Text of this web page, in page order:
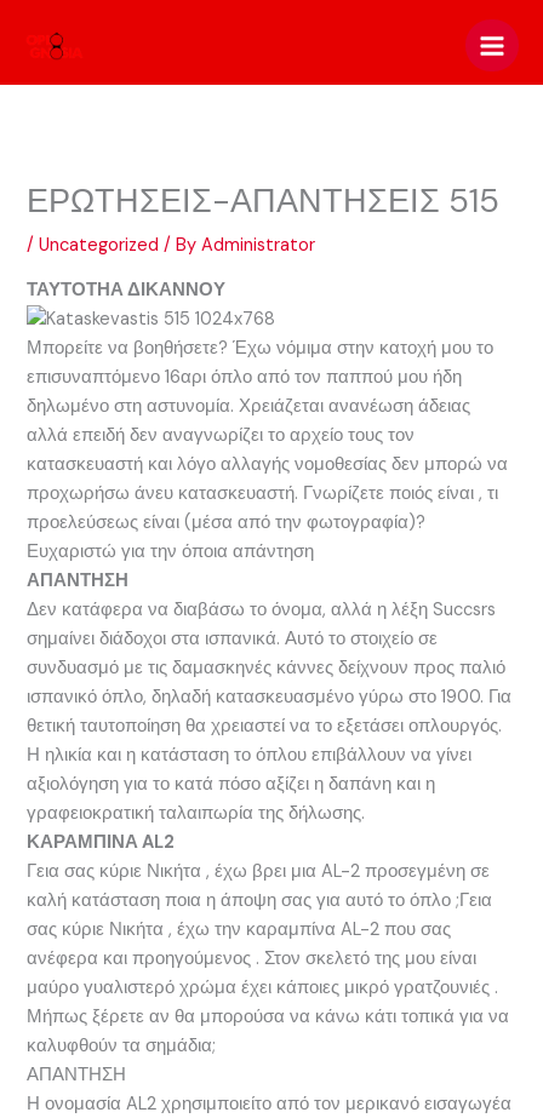
ΕΡΩΤΗΣΕΙΣ-ΑΠΑΝΤΗΣΕΙΣ 515
/Uncategorized / ByAdministrator
ΤΑΥΤΟΤΗΑ ΔΙΚΑΝΝΟΥ
Μπορείτε να βοηθήσετε? Έχω νόμιμα στην κατοχή μου το
επισυναπτόμενο 16αρι όπλο από τον παππού μου ήδη
δηλωμένο στη αστυνομία. Χρειάζεται ανανέωση άδειας
αλλά επειδή δεν αναγνωρίζει το αρχείο τους τον
κατασκευαστή και λόγο αλλαγής νομοθεσίας δεν μπορώ να
προχωρήσω άνευ κατασκευαστή. Γνωρίζετε ποιός είναι , τι
προελεύσεως είναι (μέσα από την φωτογραφία)?
Ευχαριστώ για την όποια απάντηση
ΑΠΑΝΤΗΣΗ
Δεν κατάφερα να διαβάσω το όνομα, αλλά η λέξη Succsrs
σημαίνει διάδοχοι στα ισπανικά. Αυτό το στοιχείο σε
συνδυασμό με τις δαμασκηνές κάννες δείχνουν προς παλιό
ισπανικό όπλο, δηλαδή κατασκευασμένο γύρω στο 1900. Για
θετική ταυτοποίηση θα χρειαστεί να το εξετάσει οπλουργός.
Η ηλικία και η κατάσταση το όπλου επιβάλλουν να γίνει
αξιολόγηση για το κατά πόσο αξίζει η δαπάνη και η
γραφειοκρατική ταλαιπωρία της δήλωσης.
ΚΑΡΑΜΠΙΝΑ AL2
Γεια σας κύριε Νικήτα , έχω βρει μια AL-2 προσεγμένη σε
καλή κατάσταση ποια η άποψη σας για αυτό το όπλο ;Γεια
σας κύριε Νικήτα , έχω την καραμπίνα AL-2 που σας
ανέφερα και προηγούμενος . Στον σκελετό της μου είναι
μαύρο γυαλιστερό χρώμα έχει κάποιες μικρό γρατζουνιές .
Μήπως ξέρετε αν θα μπορούσα να κάνω κάτι τοπικά για να
καλυφθούν τα σημάδια;
ΑΠΑΝΤΗΣΗ
Η ονομασία AL2 χρησιμποιείτο από τον μερικανό εισαγωγέα